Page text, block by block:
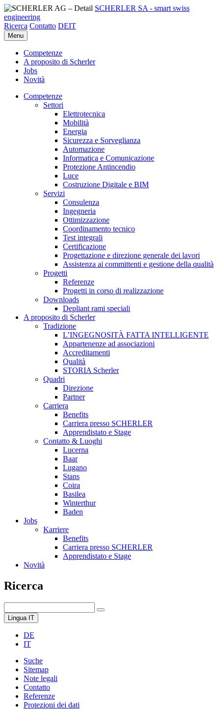
SCHERLER SA - smart swiss
engineering
Ricerca Contatto DEIT
Menu
Competenze
A proposito di Scherler
Jobs
Novità
Competenze
Settori
Elettrotecnica
Mobilità
Energia
Sicurezza e Sorveglianza
Automazione
Informatica e Comunicazione
Protezione Antincendio
Luce
Costruzione Digitale e BIM
Servizi
Consulenza
Ingegneria
Ottimizzazione
Coordinamento tecnico
Test integrali
Certificazione
Progettazione e direzione generale dei lavori
Assistenza ai committenti e gestione della qualità
Progetti
Referenze
Progetti in corso di realizzazione
Downloads
Depliant rami speciali
A proposito di Scherler
Tradizione
L’INGEGNOSITÀ FATTA INTELLIGENTE
Appartenenze ad associazioni
Accreditamenti
Qualità
STORIA Scherler
Quadri
Direzione
Partner
Carriera
Benefits
Carriera presso SCHERLER
Apprendistato e Stage
Contatto & Luoghi
Lucerna
Baar
Lugano
Stans
Coira
Basilea
Winterthur
Baden
Jobs
Karriere
Benefits
Carriera presso SCHERLER
Apprendistato e Stage
Novità
Ricerca
Lingua IT
DE
IT
Suche
Sitemap
Note legali
Contatto
Referenze
Protezioni dei dati